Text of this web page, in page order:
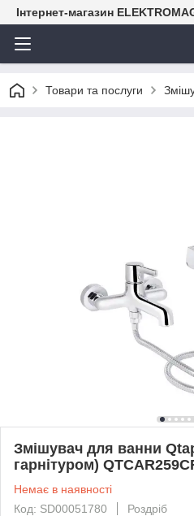
Інтернет-магазин
Товари та послуги
Змішувач для ванни
гарнітуром)
Немає в наявності
Код: SD00051780
Роздріб